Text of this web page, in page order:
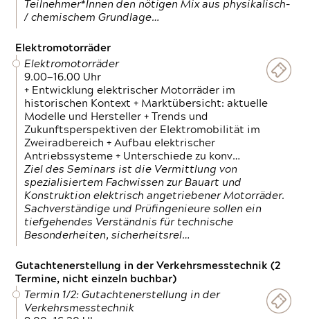
Teilnehmer*Innen den nötigen Mix aus physikalisch-
/ chemischem Grundlage…
Elektromotorräder
Elektromotorräder
9.00—16.00 Uhr
+ Entwicklung elektrischer Motorräder im
historischen Kontext + Marktübersicht: aktuelle
Modelle und Hersteller + Trends und
Zukunftsperspektiven der Elektromobilität im
Zweiradbereich + Aufbau elektrischer
Antriebssysteme + Unterschiede zu konv…
Ziel des Seminars ist die Vermittlung von
spezialisiertem Fachwissen zur Bauart und
Konstruktion elektrisch angetriebener Motorräder.
Sachverständige und Prüfingenieure sollen ein
tiefgehendes Verständnis für technische
Besonderheiten, sicherheitsrel…
Gutachtenerstellung in der Verkehrsmesstechnik (2
Termine, nicht einzeln buchbar)
Termin 1/2: Gutachtenerstellung in der
Verkehrsmesstechnik